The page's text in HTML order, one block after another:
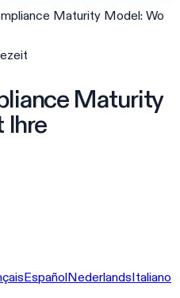
Maturity Model: Wo
Maturity
Ihre
EspañolNederlandsItaliano